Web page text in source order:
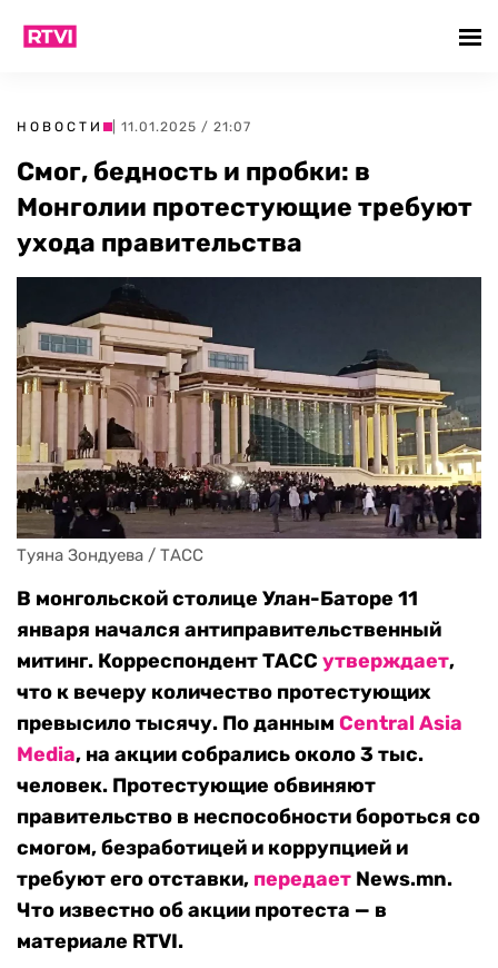
НОВОСТИ | 11.01.2025 / 21:07
Смог, бедность и пробки: в
Монголии протестующие требуют
ухода правительства
Туяна Зондуева / ТАСС
В монгольской столице Улан-Баторе 11
января начался антиправительственный
митинг. Корреспондент ТАСС утверждает,
что к вечеру количество протестующих
превысило тысячу. По данным Central Asia
Media, на акции собрались около 3 тыс.
человек. Протестующие обвиняют
правительство в неспособности бороться со
смогом, безработицей и коррупцией и
требуют его отставки, передает News.mn.
Что известно об акции протеста — в
материале RTVI.